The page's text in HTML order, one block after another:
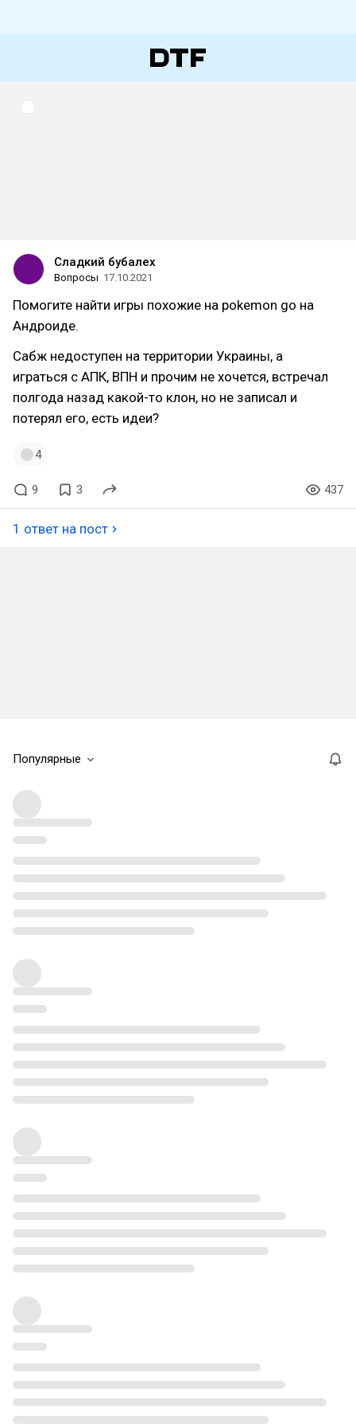
Сладкий бубалех
Вопросы 17.10.2021
Помогите найти игры похожие на pokemon go на
Андроиде.
Сабж недоступен на территории Украины, а
играться с АПК, ВПН и прочим не хочется, встречал
полгода назад какой-то клон, но не записал и
потерял его, есть идеи?
4
9 3 437
1 ответ на пост
Популярные